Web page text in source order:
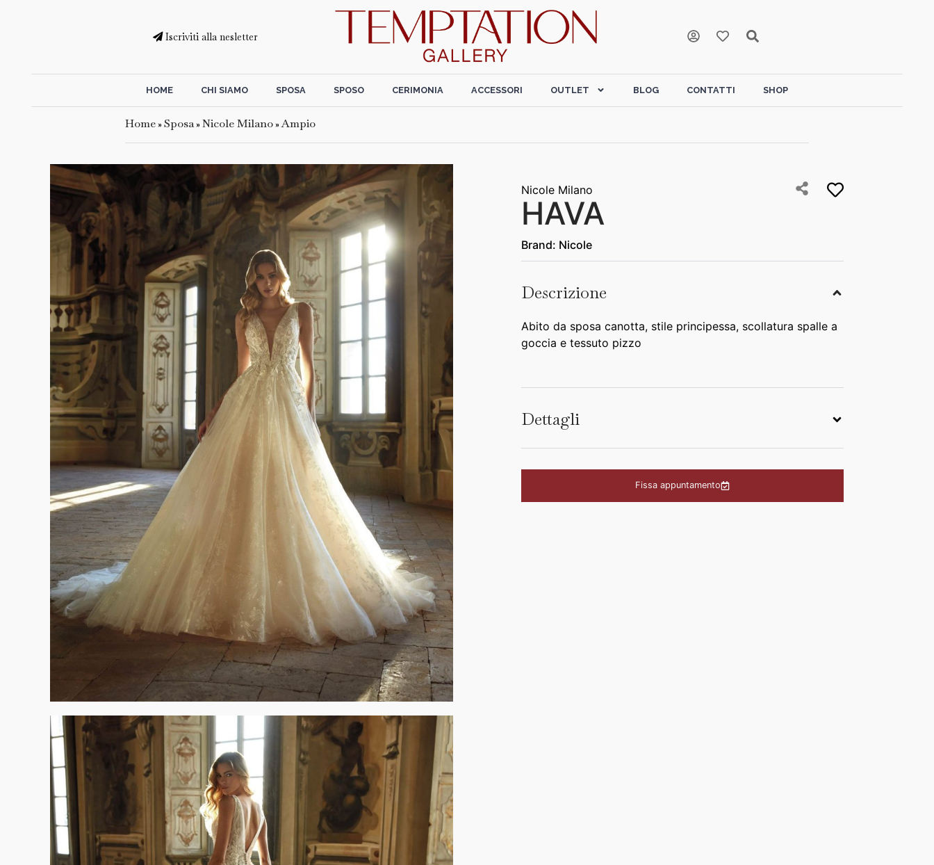
Iscriviti alla nesletter
HOME CHI SIAMO SPOSA SPOSO CERIMONIA ACCESSORI OUTLET BLOG CONTATTI SHOP
Home»Sposa»Nicole Milano»Ampio
Nicole Milano
HAVA
Brand: Nicole
Descrizione
Abito da sposa canotta, stile principessa, scollatura spalle a
goccia e tessuto pizzo
Dettagli
Fissa appuntamento